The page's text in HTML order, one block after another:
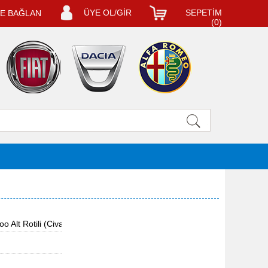
SEPETİM
(0)
ÜYE OL/GİR
BAĞLAN
Rotili (Civata Deliği 10mm)